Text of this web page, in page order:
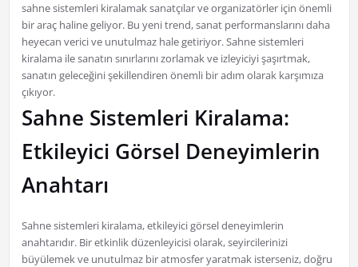
sahne sistemleri kiralamak sanatçılar ve organizatörler için önemli
bir araç haline geliyor. Bu yeni trend, sanat performanslarını daha
heyecan verici ve unutulmaz hale getiriyor. Sahne sistemleri
kiralama ile sanatın sınırlarını zorlamak ve izleyiciyi şaşırtmak,
sanatın geleceğini şekillendiren önemli bir adım olarak karşımıza
çıkıyor.
Sahne Sistemleri Kiralama:
Etkileyici Görsel Deneyimlerin
Anahtarı
Sahne sistemleri kiralama, etkileyici görsel deneyimlerin
anahtarıdır. Bir etkinlik düzenleyicisi olarak, seyircilerinizi
büyülemek ve unutulmaz bir atmosfer yaratmak isterseniz, doğru